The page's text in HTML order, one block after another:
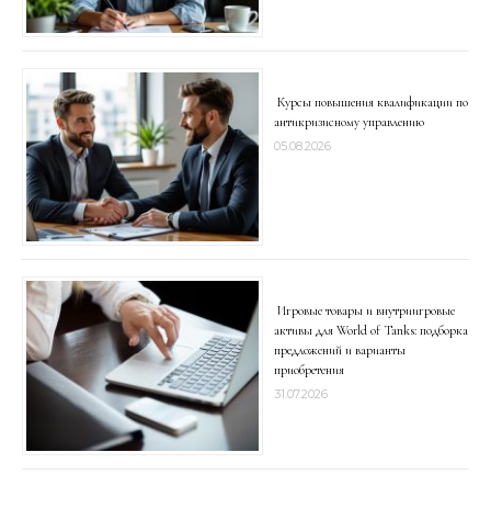
Курсы повышения квалификации по
антикризисному управлению
05.08.2026
Игровые товары и внутриигровые
активы для World of Tanks: подборка
предложений и варианты
приобретения
31.07.2026